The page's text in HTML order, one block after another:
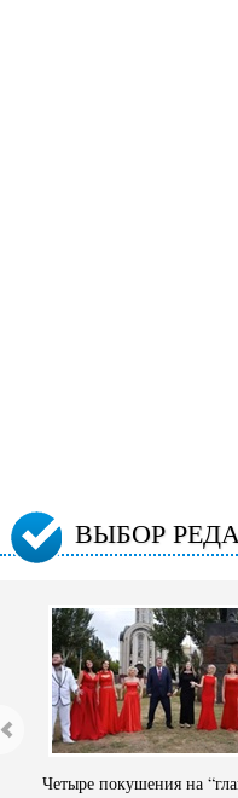
ВЫБОР
Четыре покушения на